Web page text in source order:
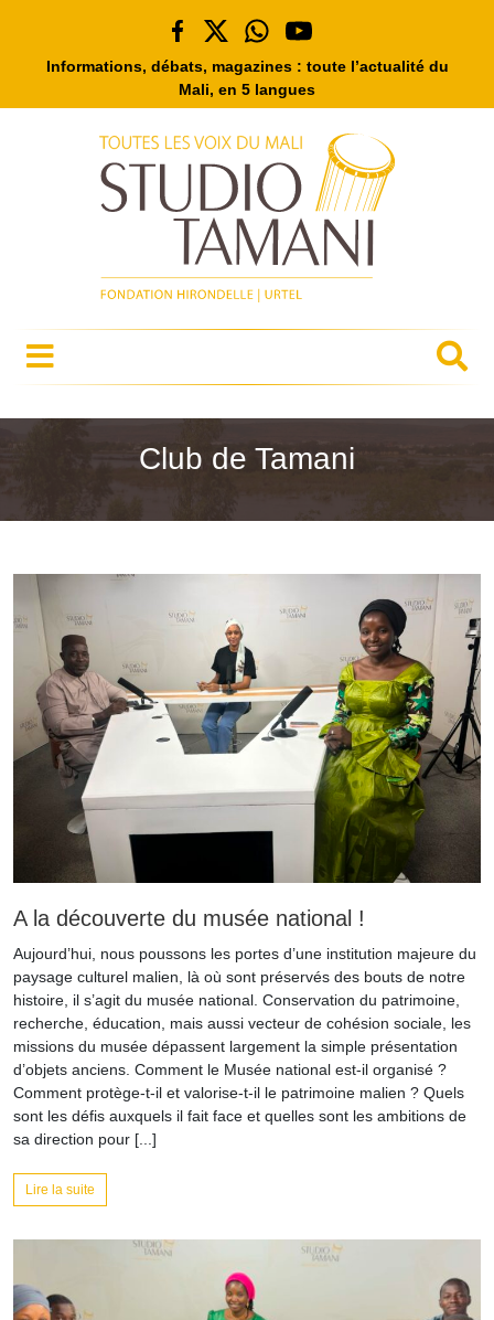
Informations, débats, magazines : toute l’actualité du
Mali, en 5 langues
Club de Tamani
A la découverte du musée national !
Aujourd’hui, nous poussons les portes d’une institution majeure du
paysage culturel malien, là où sont préservés des bouts de notre
histoire, il s’agit du musée national. Conservation du patrimoine,
recherche, éducation, mais aussi vecteur de cohésion sociale, les
missions du musée dépassent largement la simple présentation
d’objets anciens. Comment le Musée national est-il organisé ?
Comment protège-t-il et valorise-t-il le patrimoine malien ? Quels
sont les défis auxquels il fait face et quelles sont les ambitions de
sa direction pour [...]
Lire la suite